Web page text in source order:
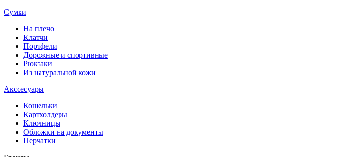
Сумки
На плечо
Клатчи
Портфели
Дорожные и спортивные
Рюкзаки
Из натуральной кожи
Акссесуары
Кошельки
Картхолдеры
Ключницы
Обложки на документы
Перчатки